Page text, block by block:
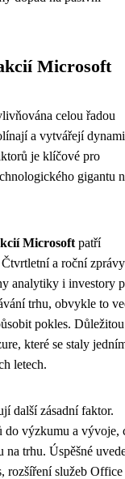
Microsoft
celou řadou
a vytvářejí
je klíčové pro
gigantu
Microsoft patří
a roční
analytiky i investory
trhu, obvykle to
pokles.
které se staly
letech.
další zásadní faktor.
do výzkumu a vývoje,
trhu. Úspěšné
rozšíření služeb